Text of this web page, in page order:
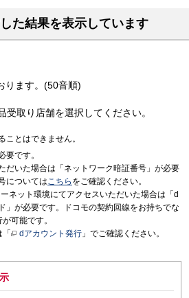
た結果を表示しています
ります。(50音順)
取り店舗を選択してください。
ことはできません。
要です。
だいた場合は「ネットワーク暗証番号」が必要
についてはこちら をご確認ください。
ネット環境にてアクセスいただいた場合は「d
」が必要です。ドコモの契約回線をお持ちでな
可能です。
dアカウント発行 」でご確認ください。